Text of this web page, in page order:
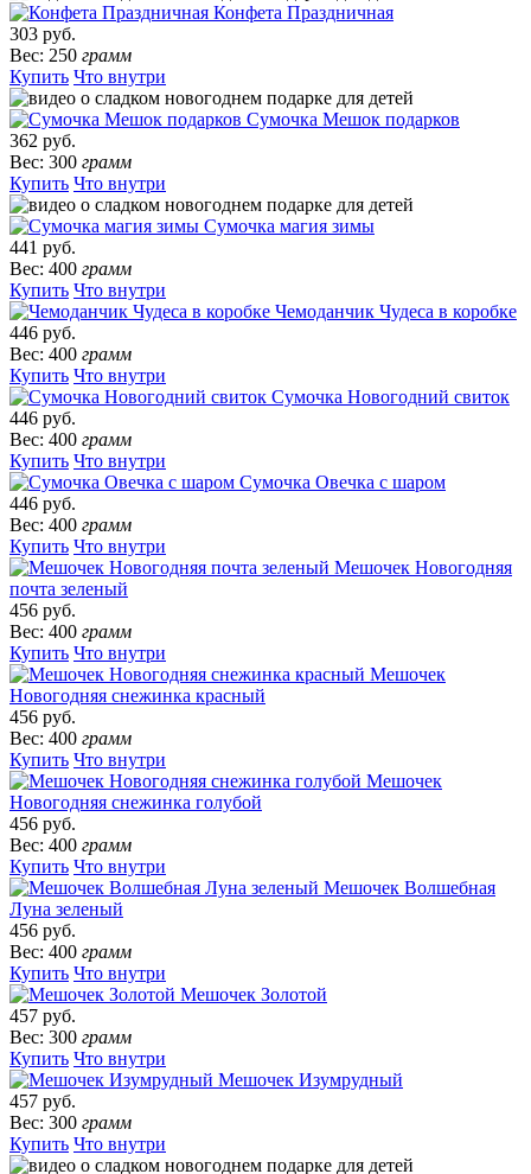
Конфета Праздничная
303 руб.
Вес: 250 грамм
Купить Что внутри
Сумочка Мешок подарков
362 руб.
Вес: 300 грамм
Купить Что внутри
Сумочка магия зимы
441 руб.
Вес: 400 грамм
Купить Что внутри
Чемоданчик Чудеса в коробке
446 руб.
Вес: 400 грамм
Купить Что внутри
Сумочка Новогодний свиток
446 руб.
Вес: 400 грамм
Купить Что внутри
Сумочка Овечка с шаром
446 руб.
Вес: 400 грамм
Купить Что внутри
Мешочек Новогодняя
почта зеленый
456 руб.
Вес: 400 грамм
Купить Что внутри
Мешочек
Новогодняя снежинка красный
456 руб.
Вес: 400 грамм
Купить Что внутри
Мешочек
Новогодняя снежинка голубой
456 руб.
Вес: 400 грамм
Купить Что внутри
Мешочек Волшебная
Луна зеленый
456 руб.
Вес: 400 грамм
Купить Что внутри
Мешочек Золотой
457 руб.
Вес: 300 грамм
Купить Что внутри
Мешочек Изумрудный
457 руб.
Вес: 300 грамм
Купить Что внутри